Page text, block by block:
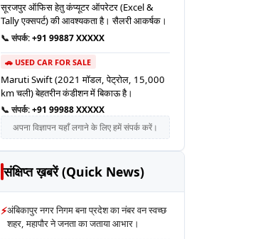
सूरजपुर ऑफिस हेतु कंप्यूटर ऑपरेटर (Excel &
Tally एक्सपर्ट) की आवश्यकता है। सैलरी आकर्षक।
📞 संपर्क:+91 99887 XXXXX
🚗 USED CAR FOR SALE
Maruti Swift (2021 मॉडल, पेट्रोल, 15,000
km चली) बेहतरीन कंडीशन में बिकाऊ है।
📞 संपर्क:+91 99988 XXXXX
अपना विज्ञापन यहाँ लगाने के लिए हमें संपर्क करें।
संक्षिप्त ख़बरें (Quick News)
⚡अंबिकापुर नगर निगम बना प्रदेश का नंबर वन स्वच्छ
शहर, महापौर ने जनता का जताया आभार।